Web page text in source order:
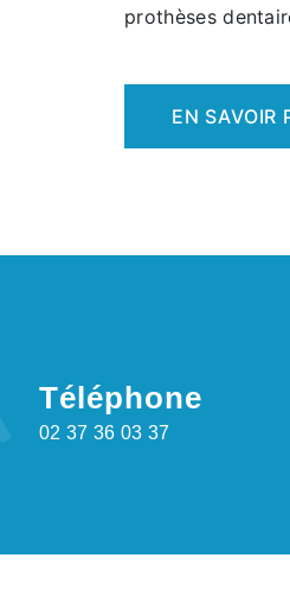
prothèses
EN SAVOIR
Téléphone
02 37 36 03 37